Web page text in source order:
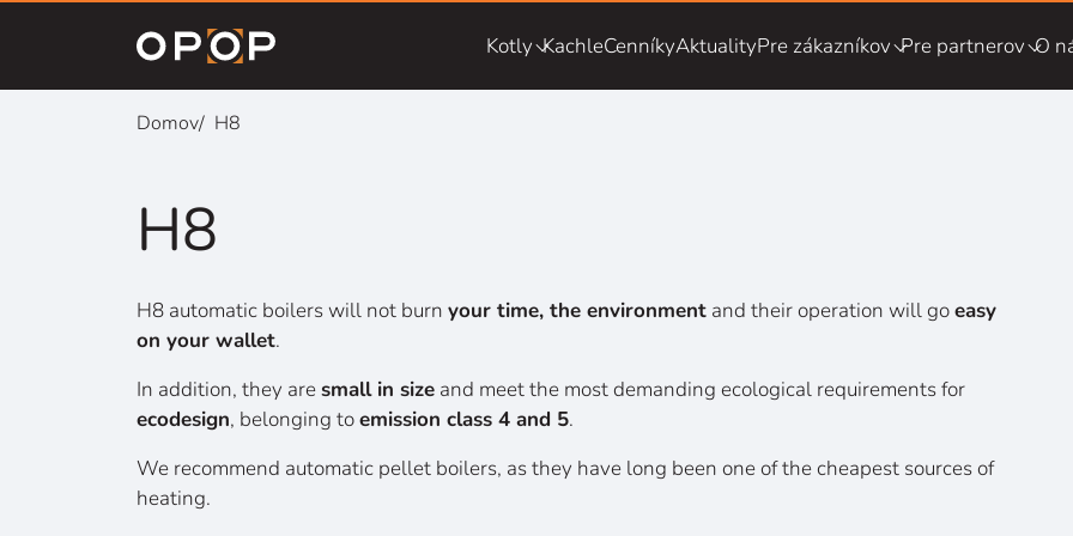
Kotly KachleCenníkyAktualityPre zákazníkov Pre partnerov O
Domov H8
H8
H8 automatic boilers will not burn your time, the environment and their operation will goeasy
on your wallet.
In addition, they aresmall in size and meet the most demanding ecological requirements for
ecodesign, belonging toemission class 4 and 5.
We recommend automatic pellet boilers, as they have long been one of the cheapest sources of
heating.